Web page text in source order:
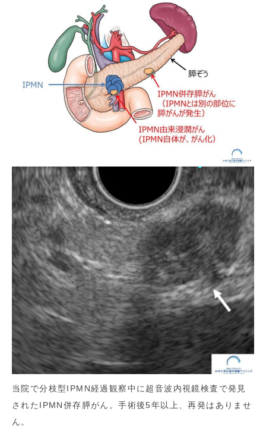
当院で分枝型IPMN経過観察中に超音波内視鏡検査で発見
されたIPMN併存膵がん。手術後5年以上、再発はありませ
ん。